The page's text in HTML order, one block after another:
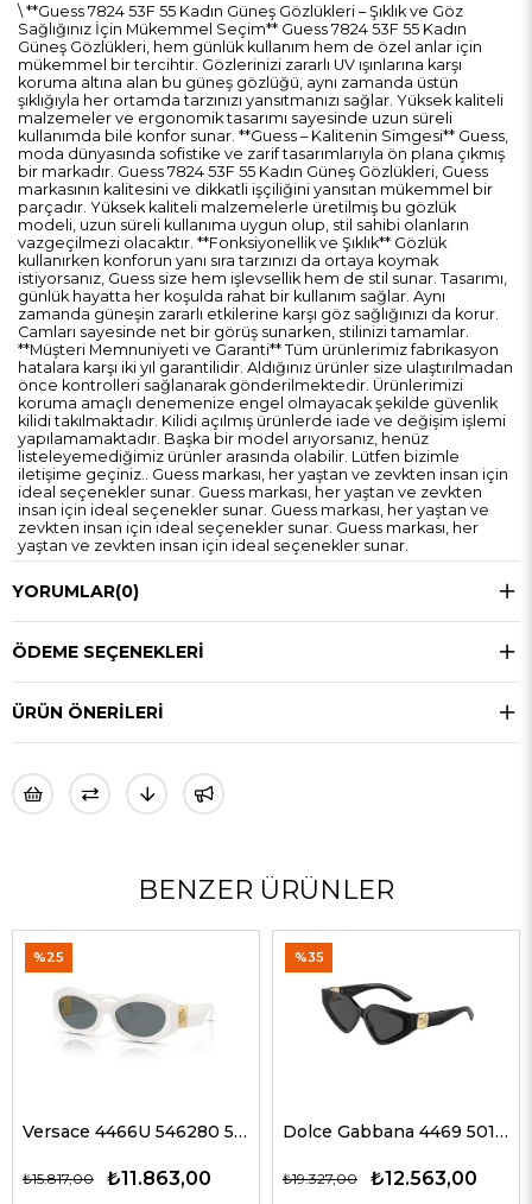
\ **Guess 7824 53F 55 Kadın Güneş Gözlükleri – Şıklık ve Göz
Sağlığınız İçin Mükemmel Seçim** Guess 7824 53F 55 Kadın
Güneş Gözlükleri, hem günlük kullanım hem de özel anlar için
mükemmel bir tercihtir. Gözlerinizi zararlı UV ışınlarına karşı
koruma altına alan bu güneş gözlüğü, aynı zamanda üstün
şıklığıyla her ortamda tarzınızı yansıtmanızı sağlar. Yüksek kaliteli
malzemeler ve ergonomik tasarımı sayesinde uzun süreli
kullanımda bile konfor sunar. **Guess – Kalitenin Simgesi** Guess,
moda dünyasında sofistike ve zarif tasarımlarıyla ön plana çıkmış
bir markadır. Guess 7824 53F 55 Kadın Güneş Gözlükleri, Guess
markasının kalitesini ve dikkatli işçiliğini yansıtan mükemmel bir
parçadır. Yüksek kaliteli malzemelerle üretilmiş bu gözlük
modeli, uzun süreli kullanıma uygun olup, stil sahibi olanların
vazgeçilmezi olacaktır. **Fonksiyonellik ve Şıklık** Gözlük
kullanırken konforun yanı sıra tarzınızı da ortaya koymak
istiyorsanız, Guess size hem işlevsellik hem de stil sunar. Tasarımı,
günlük hayatta her koşulda rahat bir kullanım sağlar. Aynı
zamanda güneşin zararlı etkilerine karşı göz sağlığınızı da korur.
Camları sayesinde net bir görüş sunarken, stilinizi tamamlar.
**Müşteri Memnuniyeti ve Garanti** Tüm ürünlerimiz fabrikasyon
hatalara karşı iki yıl garantilidir. Aldığınız ürünler size ulaştırılmadan
önce kontrolleri sağlanarak gönderilmektedir. Ürünlerimizi
koruma amaçlı denemenize engel olmayacak şekilde güvenlik
kilidi takılmaktadır. Kilidi açılmış ürünlerde iade ve değişim işlemi
yapılamamaktadır. Başka bir model arıyorsanız, henüz
listeleyemediğimiz ürünler arasında olabilir. Lütfen bizimle
iletişime geçiniz.. Guess markası, her yaştan ve zevkten insan için
ideal seçenekler sunar. Guess markası, her yaştan ve zevkten
insan için ideal seçenekler sunar. Guess markası, her yaştan ve
zevkten insan için ideal seçenekler sunar. Guess markası, her
yaştan ve zevkten insan için ideal seçenekler sunar.
YORUMLAR(0)
ÖDEME SEÇENEKLERI
ÜRÜN ÖNERILERI
BENZER ÜRÜNLER
Versace 4466U 546280 54 G Kadın Güneş Gözlükleri
₺11.863,00
₺15.817,00
%25
Dolce Gabbana 4469 501/87 59 G Kadın Güneş Gözlükleri
₺12.563,00
₺19.327,00
%35